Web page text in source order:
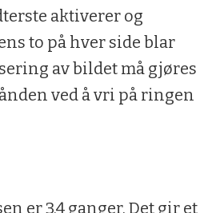
aktiverer og
to på hver side blar
av bildet må gjøres
ved å vri på ringen
er 3,4 ganger. Det gir et